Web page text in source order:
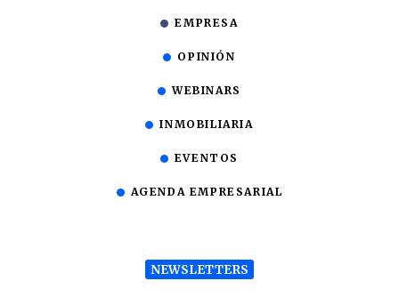
EMPRESA
OPINIÓN
WEBINARS
INMOBILIARIA
EVENTOS
AGENDA EMPRESARIAL
NEWSLETTERS